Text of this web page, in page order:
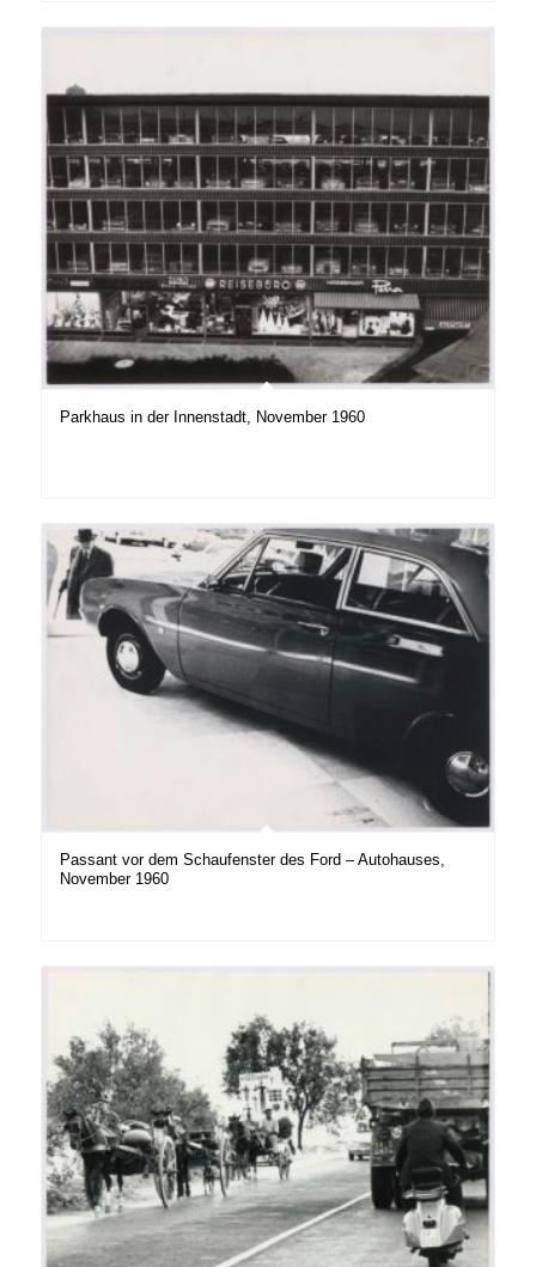
Parkhaus in der Innenstadt, November 1960
Passant vor dem Schaufenster des Ford – Autohauses,
November 1960